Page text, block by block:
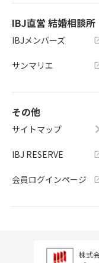
IBJ直営 結婚相談所
IBJメンバーズ
サンマリエ
その他
サイトマップ
IBJ RESERVE
会員ログインページ
株式